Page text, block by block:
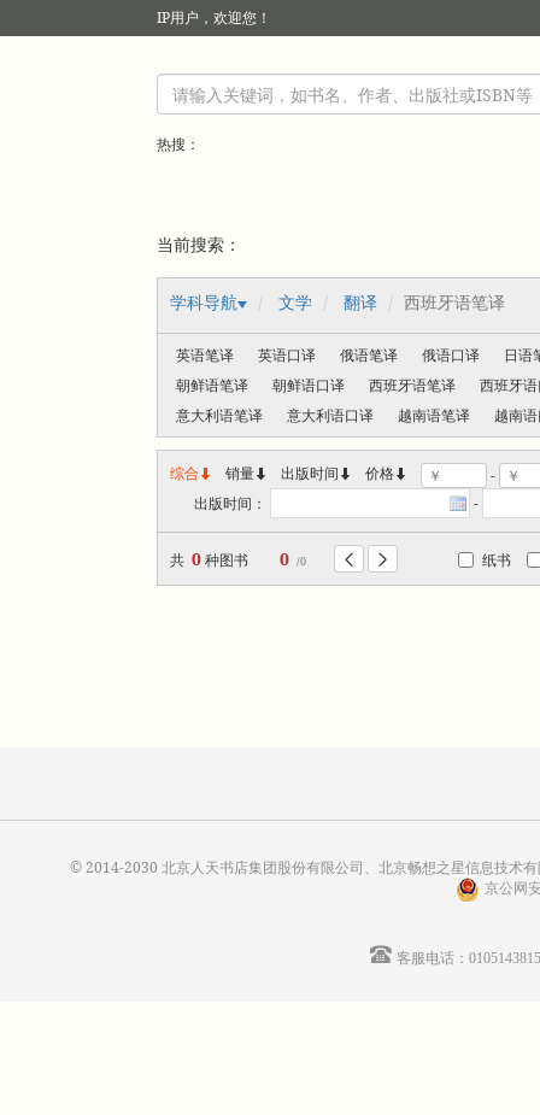
IP用户，欢迎您！
热搜：
当前搜索：
学科导航 文学 翻译 西班牙语笔译
英语笔译 英语口译 俄语笔译 俄语口译
日语
朝鲜语笔译
朝鲜语口译 西班牙语笔译
西班牙
意大利语笔译
意大利语口译 越南语笔译 越南
综合 销量 出版时间  价格
-
出版时间：
-
共 0种图书 0 /0   纸书
© 2014-2030 北京人天书店集团股份有限公司、北京畅想之星信息技术
京公网
客服电话：